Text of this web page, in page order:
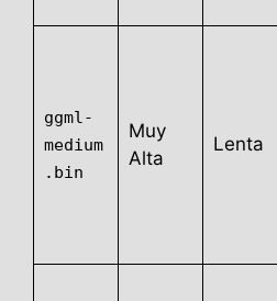
ggml-
medium
.bin
Muy
Alta
Lenta